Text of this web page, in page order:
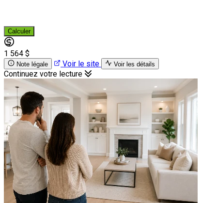
Calculer
1 564 $
Note légale Voir le site Voir les détails
Continuez votre lecture